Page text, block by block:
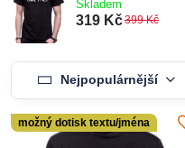
Skladem
319 Kč399 Kč
Nejpopulárnější
možný dotisk textu/jména